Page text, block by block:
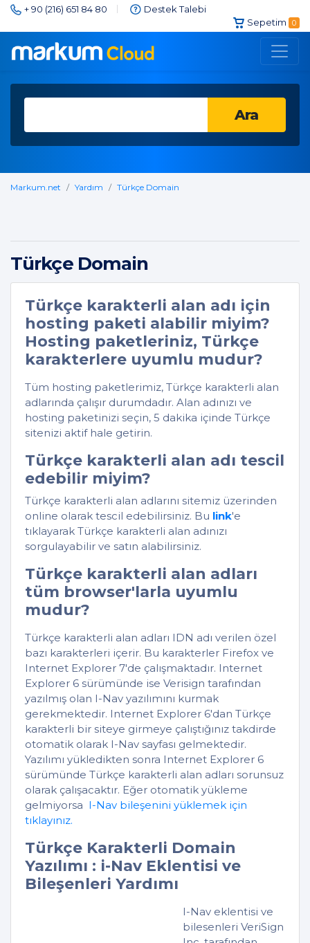
+ 90 (216) 651 84 80
Destek Talebi
Sepetim
0
Ara
Markum.net Yardım Türkçe Domain
Türkçe Domain
Türkçe karakterli alan adı için
hosting paketi alabilir miyim?
Hosting paketleriniz, Türkçe
karakterlere uyumlu mudur?
Tüm hosting paketlerimiz, Türkçe karakterli alan
adlarında çalışır durumdadır. Alan adınızı ve
hosting paketinizi seçin, 5 dakika içinde Türkçe
sitenizi aktif hale getirin.
Türkçe karakterli alan adı tescil
edebilir miyim?
Türkçe karakterli alan adlarını sitemiz üzerinden
online olarak tescil edebilirsiniz. Bu link'e
tıklayarak Türkçe karakterli alan adınızı
sorgulayabilir ve satın alabilirsiniz.
Türkçe karakterli alan adları
tüm browser'larla uyumlu
mudur?
Türkçe karakterli alan adları IDN adı verilen özel
bazı karakterleri içerir. Bu karakterler Firefox ve
Internet Explorer 7'de çalışmaktadır. Internet
Explorer 6 sürümünde ise Verisign tarafından
yazılmış olan I-Nav yazılımını kurmak
gerekmektedir. Internet Explorer 6'dan Türkçe
karakterli bir siteye girmeye çalıştığınız takdirde
otomatik olarak I-Nav sayfası gelmektedir.
Yazılımı yükledikten sonra Internet Explorer 6
sürümünde Türkçe karakterli alan adları sorunsuz
olarak çalışacaktır. Eğer otomatik yükleme
gelmiyorsa I-Nav bileşenini yüklemek için
tıklayınız.
Türkçe Karakterli Domain
Yazılımı : i-Nav Eklentisi ve
Bileşenleri Yardımı
I-Nav eklentisi ve
bilesenleri VeriSign